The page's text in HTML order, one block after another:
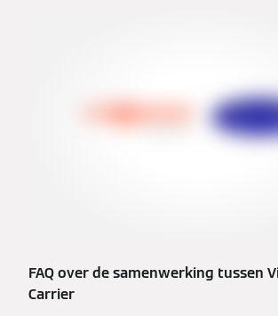
FAQ over de samenwerking tussen
Carrier